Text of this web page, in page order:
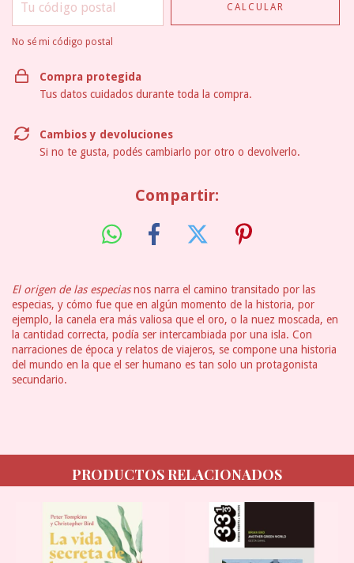
CALCULAR
No sé mi código postal
Compra protegida
Tus datos cuidados durante toda la compra.
Cambios y devoluciones
Si no te gusta, podés cambiarlo por otro o devolverlo.
Compartir:
El origen de las especiasnos narra el camino transitado por las
especias, y cómo fue que en algún momento de la historia, por
ejemplo, la canela era más valiosa que el oro, o la nuez moscada, en
la cantidad correcta, podía ser intercambiada por una isla. Con
narraciones de época y relatos de viajeros, se compone una historia
del mundo en la que el ser humano es tan solo un protagonista
secundario.
PRODUCTOS RELACIONADOS